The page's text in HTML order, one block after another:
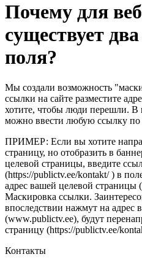
Почему для
существует
поля?
Мы создали возможность
ссылки на сайте разместите
хотите, чтобы люди перешли. В
можно ввести любую ссылку
ПРИМЕР: Если вы хотите
страницу, но отобразить в
целевой страницы, введите
(https://publictv.ee/kontakt/ ) в
адрес вашей целевой страницы
Маскировка ссылки.
впоследствии нажмут на
(www.publictv.ee), будут
страницу (https://publictv.ee/
Контакты